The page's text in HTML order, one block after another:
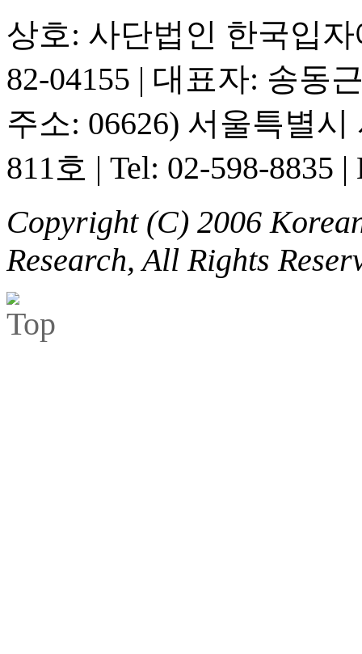
상호: 사단법인 한국입
82-04155 | 대표자: 송동
주소: 06626) 서울특별
811호 | Tel: 02-598-8835 |
Copyright (C) 2006
Research, All Rights